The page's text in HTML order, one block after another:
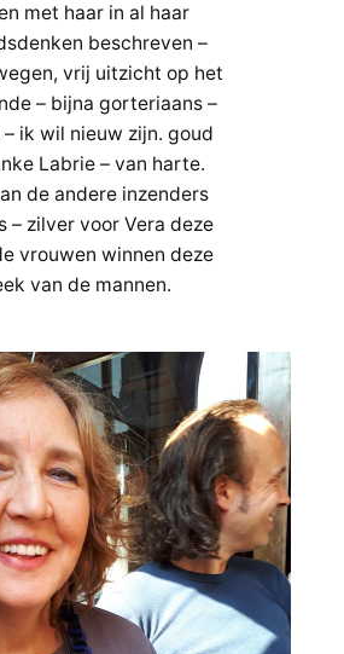
met haar in al haar
beschreven –
vrij uitzicht op het
– bijna gorteriaans –
ik wil nieuw zijn. goud
Labrie – van harte.
de andere inzenders
– zilver voor Vera deze
vrouwen winnen deze
van de mannen.